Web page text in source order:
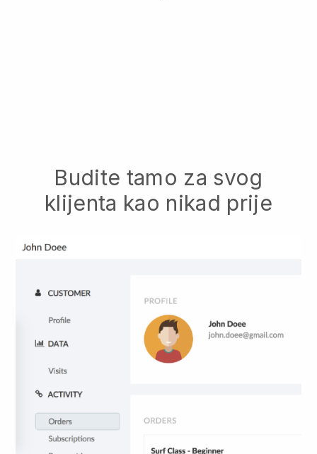
Budite tamo za svog
klijenta kao nikad prije